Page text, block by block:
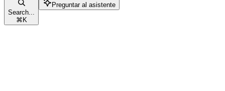
Search...
⌘ K
Preguntar al asistente